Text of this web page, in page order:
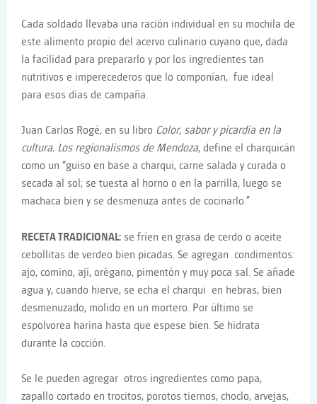
Cada soldado llevaba una ración individual en su mochila de
este alimento propio del acervo culinario cuyano que, dada
la facilidad para prepararlo y por los ingredientes tan
nutritivos e imperecederos que lo componían, fue ideal
para esos días de campaña.
Juan Carlos Rogé, en su libro Color, sabor y picardía en la
cultura. Los regionalismos de Mendoza, define el charquicán
como un “guiso en base a charqui, carne salada y curada o
secada al sol; se tuesta al horno o en la parrilla, luego se
machaca bien y se desmenuza antes de cocinarlo.”
RECETA TRADICIONAL: se fríen en grasa de cerdo o aceite
cebollitas de verdeo bien picadas. Se agregan condimentos:
ajo, comino, ají, orégano, pimentón y muy poca sal. Se añade
agua y, cuando hierve, se echa el charqui en hebras, bien
desmenuzado, molido en un mortero. Por último se
espolvorea harina hasta que espese bien. Se hidrata
durante la cocción.
Se le pueden agregar otros ingredientes como papa,
zapallo cortado en trocitos, porotos tiernos, choclo, arvejas,